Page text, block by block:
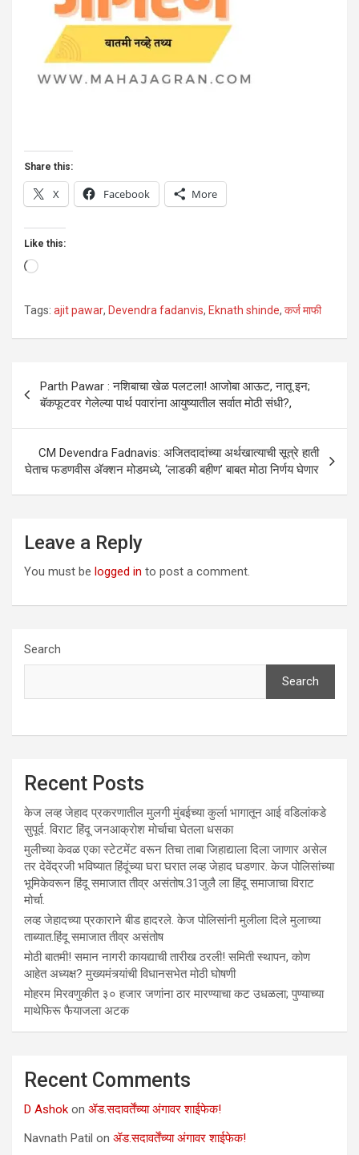
Share this:
X Facebook More
Like this:
Loading…
Tags: ajit pawar, Devendra fadanvis, Eknath shinde, कर्ज माफी
navigation
Parth Pawar : नशिबाचा खेळ पलटला! आजोबा आऊट, नातू इन;
बॅकफूटवर गेलेल्या पार्थ पवारांना आयुष्यातील सर्वात मोठी संधी?,
CM Devendra Fadnavis: अजितदादांच्या अर्थखात्याची सूत्रे हाती
घेताच फडणवीस अ‍ॅक्शन मोडमध्ये, ‘लाडकी बहीण’ बाबत मोठा निर्णय घेणार
Leave a Reply
You must be logged in to post a comment.
Search
Search
Recent Posts
केज लव्ह जेहाद प्रकरणातील मुलगी मुंबईच्या कुर्ला भागातून आई वडिलांकडे
सुपूर्द. विराट हिंदू जनआक्रोश मोर्चाचा घेतला धसका
मुलीच्या केवळ एका स्टेटमेंट वरून तिचा ताबा जिहाद्याला दिला जाणार असेल
तर देवेंद्रजी भविष्यात हिंदूंच्या घरा घरात लव्ह जेहाद घडणार. केज पोलिसांच्या
भूमिकेवरून हिंदू समाजात तीव्र असंतोष.31जुलै ला हिंदू समाजाचा विराट
मोर्चा.
लव्ह जेहादच्या प्रकाराने बीड हादरले. केज पोलिसांनी मुलीला दिले मुलाच्या
ताब्यात.हिंदू समाजात तीव्र असंतोष
मोठी बातमी! समान नागरी कायद्याची तारीख ठरली! समिती स्थापन, कोण
आहेत अध्यक्ष? मुख्यमंत्र्यांची विधानसभेत मोठी घोषणी
मोहरम मिरवणुकीत ३० हजार जणांना ठार मारण्‍याचा कट उधळला; पुण्‍याच्‍या
माथेफिरू फैयाजला अटक
Recent Comments
D Ashok on ॲड.सदावर्तेंच्या अंगावर शाईफेक!
Navnath Patil on ॲड.सदावर्तेंच्या अंगावर शाईफेक!